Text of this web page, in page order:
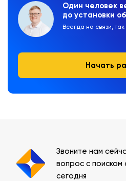
Один человек
до установки
Всегда на связи,
Начать
Звоните нам
вопрос с
сегодня